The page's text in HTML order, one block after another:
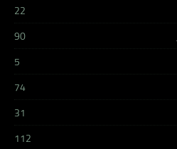
22
90
5
74
31
112